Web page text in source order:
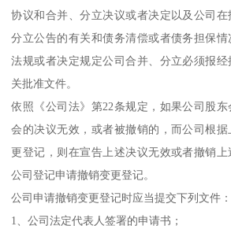
协议和合并、分立决议或者决定以及公司在
分立公告的有关和债务清偿或者债务担保
法规或者决定规定公司合并、分立必须报
关批准文件。
依照《公司法》第22条规定，如果公司股
会的决议无效，或者被撤销的，而公司根
更登记，则在宣告上述决议无效或者撤销
公司登记申请撤销变更登记。
公司申请撤销变更登记时应当提交下列文件：
1、公司法定代表人签署的申请书；